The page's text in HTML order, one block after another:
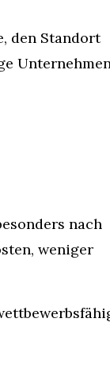
den Standort
nach
weniger